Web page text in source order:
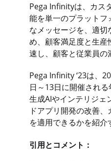
Pega Infinityは、カス
能を単一のプラット
なメッセージを、適
め、顧客満足度と生
速し、顧客と従業員の
Pega Infinity ‘23は、
日～13日に開催される
生成AIやインテリジェ
ドアプリ開発の改善
を適用できるかを紹介
引用とコメント：